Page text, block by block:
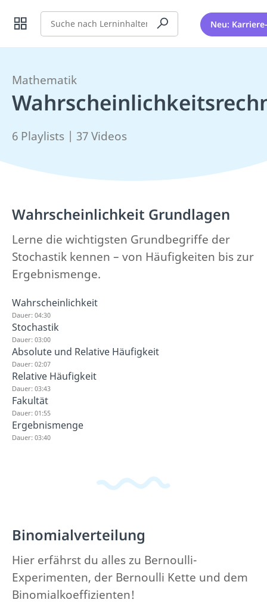
Suche Neu:
Mathematik
6 Playlists | 37 Videos
Wahrscheinlichkeit Grundlagen
Lerne die wichtigsten Grundbegriffe der
Stochastik kennen – von Häufigkeiten bis zur
Ergebnismenge.
Wahrscheinlichkeit
Dauer: 04:30
Stochastik
Dauer: 03:00
Absolute und Relative Häufigkeit
Dauer: 02:07
Relative Häufigkeit
Dauer: 03:43
Fakultät
Dauer: 01:55
Ergebnismenge
Dauer: 03:40
Binomialverteilung
Hier erfährst du alles zu Bernoulli-
Experimenten, der Bernoulli Kette und dem
Binomialkoeffizienten!